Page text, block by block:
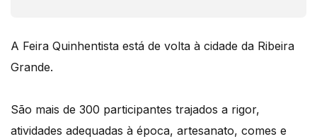
A Feira Quinhentista está de volta à cidade da Ribeira
Grande.
São mais de 300 participantes trajados a rigor,
atividades adequadas à época, artesanato, comes e